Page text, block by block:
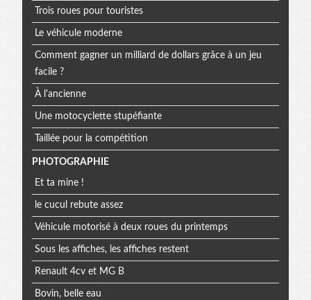
Trois roues pour touristes
Le véhicule moderne
Comment gagner un milliard de dollars grâce à un jeu
facile ?
À l'ancienne
Une motocyclette stupéfiante
Taillée pour la compétition
PHOTOGRAPHIE
Et ta mine !
le cucul rebute assez
Véhicule motorisé à deux roues du printemps
Sous les affiches, les affiches restent
Renault 4cv et MG B
Bovin, belle eau